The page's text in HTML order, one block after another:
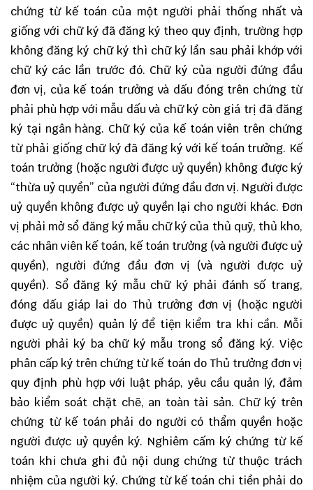
chứng từ kế toán của một người phải thống nhất và
giống với chữ ký đã đăng ký theo quy định, trường hợp
không đăng ký chữ ký thì chữ ký lần sau phải khớp với
chữ ký các lần trước đó. Chữ ký của người đứng đầu
đơn vị, của kế toán trưởng và dấu đóng trên chứng từ
phải phù hợp với mẫu dấu và chữ ký còn giá trị đã đăng
ký tại ngân hàng. Chữ ký của kế toán viên trên chứng
từ phải giống chữ ký đã đăng ký với kế toán trưởng. Kế
toán trưởng (hoặc người được uỷ quyền) không được ký
“thừa uỷ quyền” của người đứng đầu đơn vị. Người được
uỷ quyền không được uỷ quyền lại cho người khác. Đơn
vị phải mở sổ đăng ký mẫu chữ ký của thủ quỹ, thủ kho,
các nhân viên kế toán, kế toán trưởng (và người được uỷ
quyền), người đứng đầu đơn vị (và người được uỷ
quyền). Sổ đăng ký mẫu chữ ký phải đánh số trang,
đóng dấu giáp lai do Thủ trưởng đơn vị (hoặc người
được uỷ quyền) quản lý để tiện kiểm tra khi cần. Mỗi
người phải ký ba chữ ký mẫu trong sổ đăng ký. Việc
phân cấp ký trên chứng từ kế toán do Thủ trưởng đơn vị
quy định phù hợp với luật pháp, yêu cầu quản lý, đảm
bảo kiểm soát chặt chẽ, an toàn tài sản. Chữ ký trên
chứng từ kế toán phải do người có thẩm quyền hoặc
người được uỷ quyền ký. Nghiêm cấm ký chứng từ kế
toán khi chưa ghi đủ nội dung chứng từ thuộc trách
nhiệm của người ký. Chứng từ kế toán chi tiền phải do